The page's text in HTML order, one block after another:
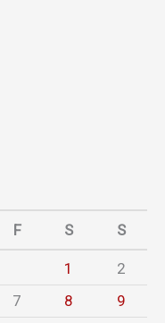
F S S
1
2
7 8
9